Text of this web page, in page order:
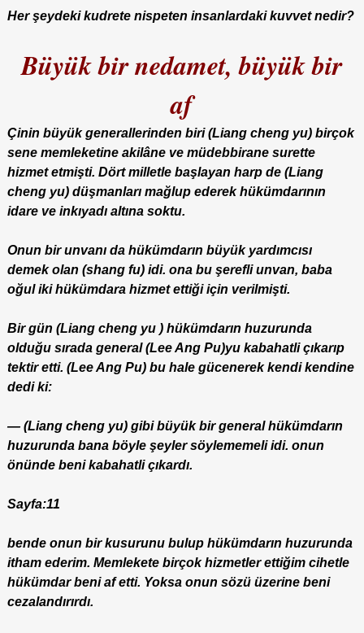
Her şeydeki kudrete nispeten insanlardaki kuvvet nedir?
Büyük bir nedamet, büyük bir
af
Çinin büyük generallerinden biri (Liang cheng yu) birçok
sene memleketine akilâne ve müdebbirane surette
hizmet etmişti. Dört milletle başlayan harp de (Liang
cheng yu) düşmanları mağlup ederek hükümdarının
idare ve inkıyadı altına soktu.
Onun bir unvanı da hükümdarın büyük yardımcısı
demek olan (shang fu) idi. ona bu şerefli unvan, baba
oğul iki hükümdara hizmet ettiği için verilmişti.
Bir gün (Liang cheng yu ) hükümdarın huzurunda
olduğu sırada general (Lee Ang Pu)yu kabahatli çıkarıp
tektir etti. (Lee Ang Pu) bu hale gücenerek kendi kendine
dedi ki:
— (Liang cheng yu) gibi büyük bir general hükümdarın
huzurunda bana böyle şeyler söylememeli idi. onun
önünde beni kabahatli çıkardı.
Sayfa:11
bende onun bir kusurunu bulup hükümdarın huzurunda
itham ederim. Memlekete birçok hizmetler ettiğim cihetle
hükümdar beni af etti. Yoksa onun sözü üzerine beni
cezalandırırdı.